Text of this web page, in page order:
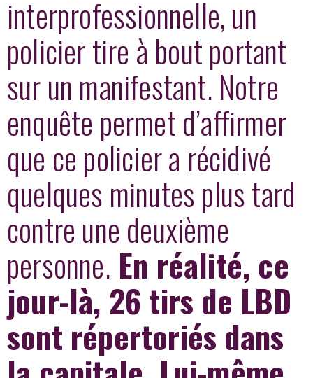
interprofessionnelle, un
policier tire à bout portant
sur un manifestant. Notre
enquête permet d’affirmer
que ce policier a récidivé
quelques minutes plus tard
contre une deuxième
personne. En réalité, ce
jour-là, 26 tirs de LBD
sont répertoriés dans